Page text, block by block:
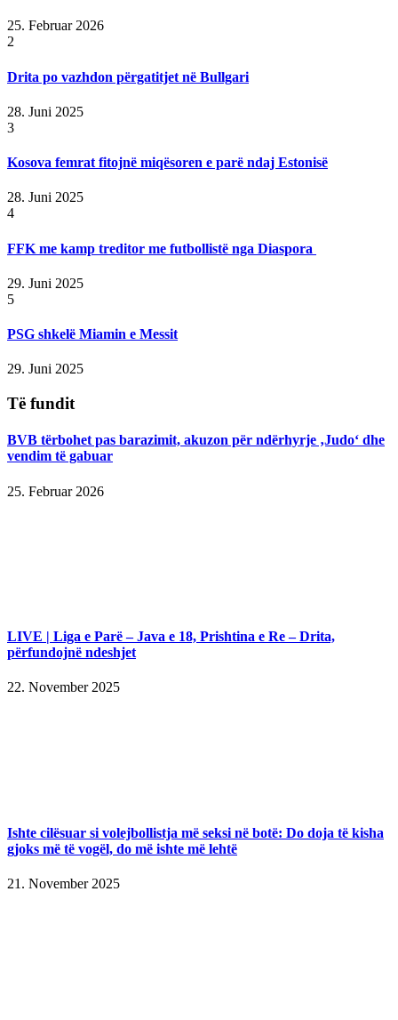
25. Februar 2026
2
Drita po vazhdon përgatitjet në Bullgari
28. Juni 2025
3
Kosova femrat fitojnë miqësoren e parë ndaj Estonisë
28. Juni 2025
4
FFK me kamp treditor me futbollistë nga Diaspora
29. Juni 2025
5
PSG shkelë Miamin e Messit
29. Juni 2025
Të fundit
BVB tërbohet pas barazimit, akuzon për ndërhyrje ‚Judo‘ dhe
vendim të gabuar
25. Februar 2026
LIVE | Liga e Parë – Java e 18, Prishtina e Re – Drita,
përfundojnë ndeshjet
22. November 2025
Ishte cilësuar si volejbollistja më seksi në botë: Do doja të kisha
gjoks më të vogël, do më ishte më lehtë
21. November 2025